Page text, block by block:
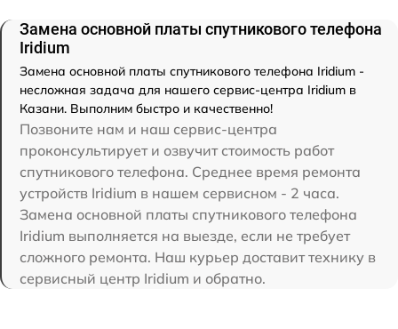
Замена основной платы спутникового телефона
Iridium
Замена основной платы спутникового телефона Iridium -
несложная задача для нашего сервис-центра Iridium в
Казани. Выполним быстро и качественно!
Позвоните нам и наш сервис-центра
проконсультирует и озвучит стоимость работ
спутникового телефона. Среднее время ремонта
устройств Iridium в нашем сервисном - 2 часа.
Замена основной платы спутникового телефона
Iridium выполняется на выезде, если не требует
сложного ремонта. Наш курьер доставит технику в
сервисный центр Iridium и обратно.